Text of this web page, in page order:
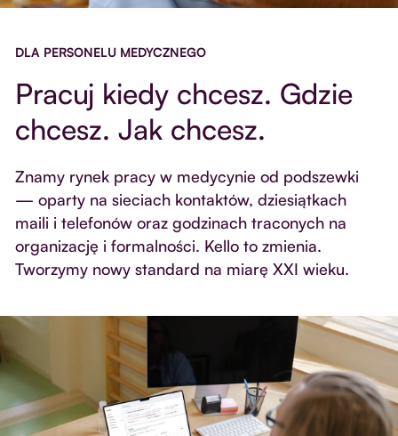
DLA PERSONELU MEDYCZNEGO
Pracuj kiedy chcesz. Gdzie
chcesz. Jak chcesz.
Znamy rynek pracy w medycynie od podszewki
— oparty na sieciach kontaktów, dziesiątkach
maili i telefonów oraz godzinach traconych na
organizację i formalności. Kello to zmienia.
Tworzymy nowy standard na miarę XXI wieku.